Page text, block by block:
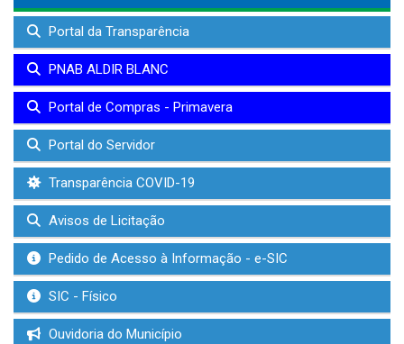
Portal da Transparência
PNAB ALDIR BLANC
Portal de Compras - Primavera
Portal do Servidor
Transparência COVID-19
Avisos de Licitação
Pedido de Acesso à Informação - e-SIC
SIC - Físico
Ouvidoria do Município